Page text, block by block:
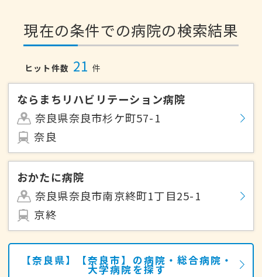
現在の条件での病院の検索結果
ヒット件数 21 件
ならまちリハビリテーション病院
奈良県奈良市杉ケ町57-1
奈良
おかたに病院
奈良県奈良市南京終町1丁目25-1
京終
【奈良県】【奈良市】の病院・総合病院・
大学病院を探す